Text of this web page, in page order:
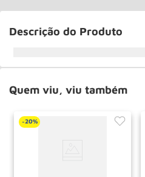
Descrição do Produto
Quem viu, viu também
-20%